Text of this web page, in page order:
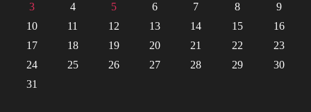
3
4 5 6 7 8
9
10
11 12 13 14 15
16
17
18 19 20 21 22
23
24
25 26 27 28 29
30
31